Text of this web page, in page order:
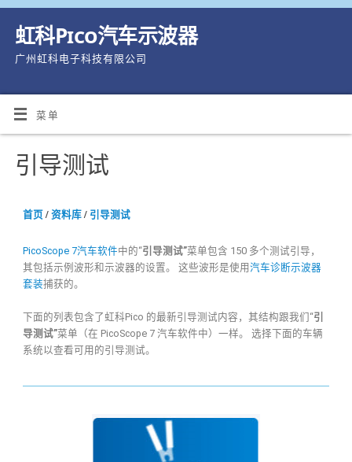
虹科Pico汽车示波器
广州虹科电子科技有限公司
菜单
引导测试
首页/资料库/ 引导测试
PicoScope 7汽车软件中的“引导测试”菜单包含 150 多个测试引导，
其包括示例波形和示波器的设置。
这些波形是使用汽车诊断示波器
套装捕获的。
下面的列表包含了虹科Pico 的最新引导测试内容，其结构跟我们“引
导测试”菜单（在 PicoScope 7 汽车软件中）一样。
选择下面的车辆
系统以查看可用的引导测试。